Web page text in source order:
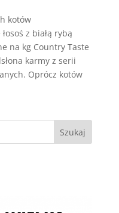
kotów
z białą rybą
na kg Country Taste
karmy z serii
Oprócz kotów